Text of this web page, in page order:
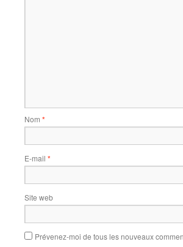
Nom *
E-mail *
Site web
Prévenez-moi de tous les nouveaux